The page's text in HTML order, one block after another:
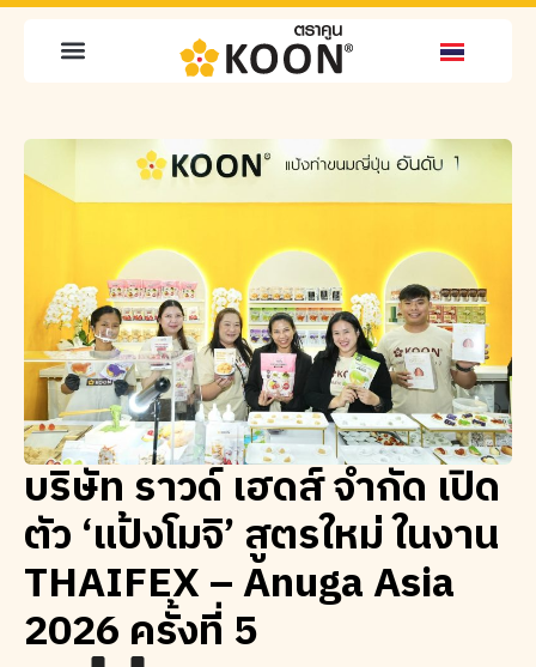
บริษัท ราวด์ เฮดส์ จำกัด เปิด
ตัว ‘แป้งโมจิ’ สูตรใหม่ ในงาน
THAIFEX – Anuga Asia
2026 ครั้งที่ 5